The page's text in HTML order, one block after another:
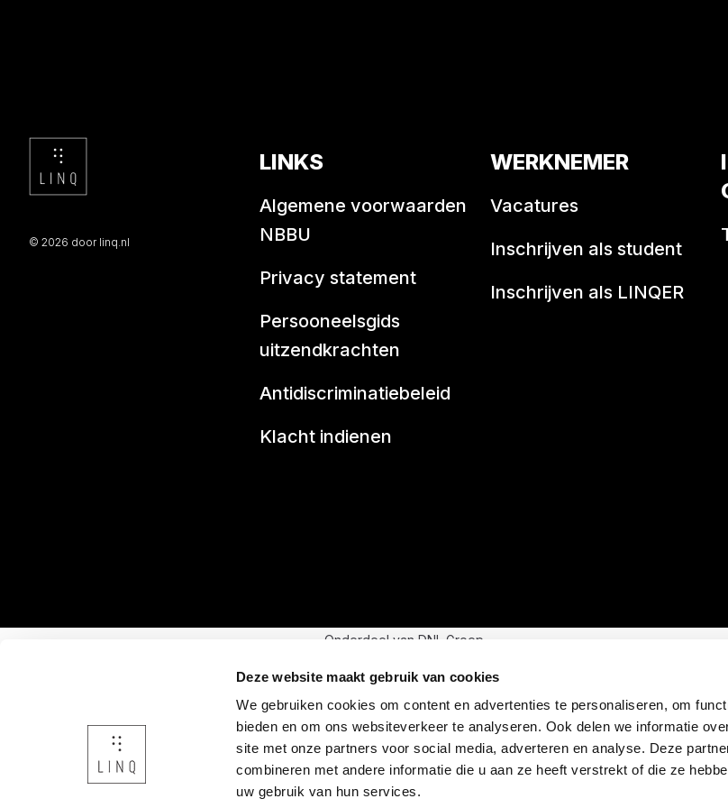
Deze website maakt gebruik van cookies
We gebruiken cookies om content en advertenties te personaliseren, om
bieden en om ons websiteverkeer te analyseren. Ook delen we informatie
site met onze partners voor social media, adverteren en analyse. Deze
combineren met andere informatie die u aan ze heeft verstrekt of die ze
uw gebruik van hun services.
© 2026 door linq.nl
LINKS
Algemene voorwaarden
NBBU
Privacy statement
Persooneelsgids
uitzendkrachten
Antidiscriminatiebeleid
Klacht indienen
WERKNEMER
Vacatures
Inschrijven als student
Inschrijven als LINQER
Onderdeel van DNL Groep